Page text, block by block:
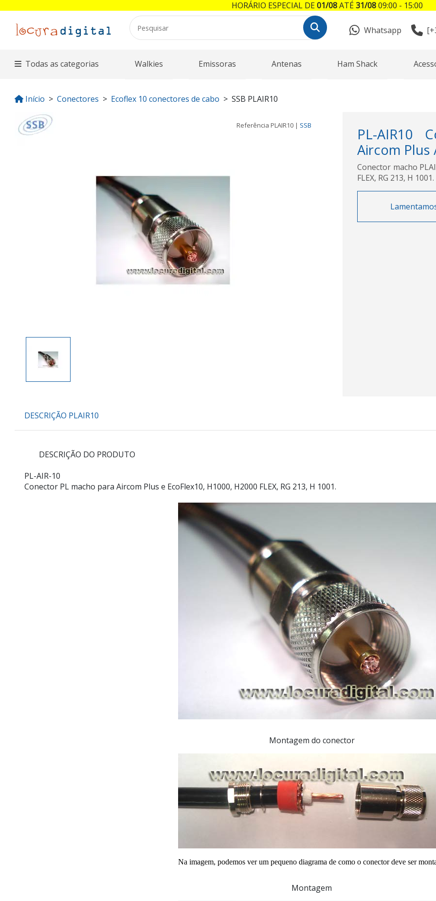
Whatsapp
Todas as categorias Walkies Emissoras Antenas Ham Shack
Início Conectores Ecoflex 10 conectores de cabo SSB PLAIR10
Referência PLAIR10 | SSB
PL-AIR10
Aircom Plus
Conector macho
FLEX, RG 213, H 1001.
DESCRIÇÃO PLAIR10
DESCRIÇÃO DO PRODUTO
PL-AIR-10
Conector PL macho para Aircom Plus e EcoFlex10, H1000, H2000 FLEX, RG 213, H 1001.
Montagem do conector
Na imagem, podemos ver um pequeno diagrama de como o conector deve ser
Montagem
HORÁRIO ESPECIAL DE01/08ATÉ31/0809:00 - 15:00